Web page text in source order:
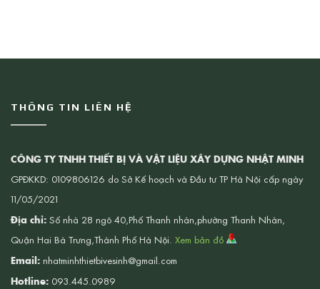
THÔNG TIN LIÊN HỆ
CÔNG TY TNHH THIẾT BỊ VÀ VẬT LIỆU XÂY DỰNG NHẬT MINH
GPĐKKD: 0109806126 do Sở Kế hoạch và Đầu tư TP Hà Nội cấp ngày
11/05/2021
Địa chỉ: Số nhà 28 ngõ 40,Phố Thanh nhàn,phường Thanh Nhàn,
Quận Hai Bà Trưng,Thành Phố Hà Nội. Xem bản đồ
Email: nhatminhthietbivesinh@gmail.com
Hotline: 093.445.0989